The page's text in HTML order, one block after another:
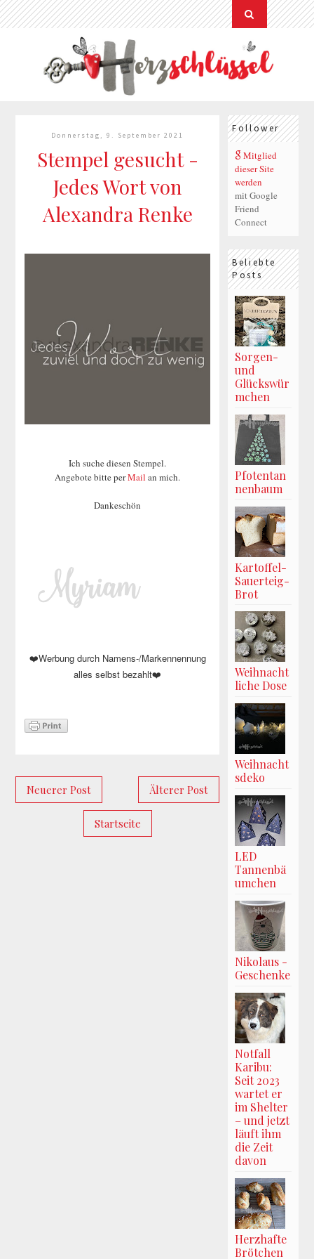
Donnerstag, 9. September 2021
Stempel gesucht -
Jedes Wort von
Alexandra Renke
Ich suche diesen Stempel.
Angebote bitte perMail an mich.
Dankeschön
❤️Werbung durch Namens-/Markennennung
alles selbst bezahlt❤️
Neuerer Post Älterer Post
Startseite
Follower
Mitglied
dieser Site
werden
mit Google
Friend
Connect
Beliebte
Posts
Sorgen-
und
Glückswür
mchen
Pfotentan
nenbaum
Kartoffel-
Sauerteig-
Brot
Weihnacht
liche Dose
Weihnacht
sdeko
LED
Tannenbä
umchen
Nikolaus -
Geschenke
Notfall
Karibu:
Seit 2023
wartet er
im Shelter
– und jetzt
läuft ihm
die Zeit
davon
Herzhafte
Brötchen